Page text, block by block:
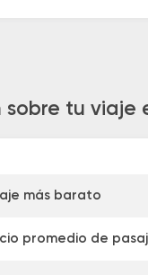
sobre tu viaje
más barato
promedio de